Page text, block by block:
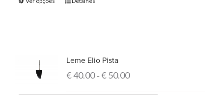
Leme Elio Pista
€40.00–€50.00